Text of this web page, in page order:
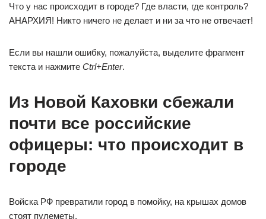
Что у нас происходит в городе? Где власти, где контроль?
АНАРХИЯ! Никто ничего не делает и ни за что не отвечает!
Если вы нашли ошибку, пожалуйста, выделите фрагмент
текста и нажмите Ctrl+Enter.
Из Новой Каховки сбежали
почти все российские
офицеры: что происходит в
городе
Войска РФ превратили город в помойку, на крышах домов
стоят пулеметы.